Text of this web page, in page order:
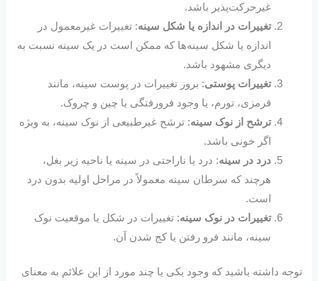
غیرحرکت‌پذیر باشد.
تغییرات در اندازه یا شکل سینه: تغییرات غیرمعمول در
اندازه یا شکل سینه‌ها که ممکن است در یک سینه نسبت به
دیگری مشهود باشد.
تغییرات پوستی: بروز تغییرات در پوست سینه، مانند
قرمزی، تورم، یا وجود فرورفتگی یا چین و چروک.
ترشح از نوک سینه: ترشح غیرطبیعی از نوک سینه، به ویژه
اگر خونی باشد.
درد در سینه: درد یا ناراحتی در سینه یا ناحیه زیر بغل،
هرچند که سرطان سینه معمولاً در مراحل اولیه بدون درد
است.
تغییرات در نوک سینه: تغییرات در شکل یا موقعیت نوک
سینه، مانند فرو رفتن یا کج شدن آن.
توجه داشته باشید که وجود یکی یا چند مورد از این علائم به معنای